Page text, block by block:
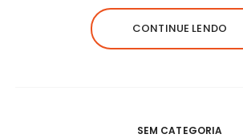
CONTINUE LENDO
SEM CATEGORIA